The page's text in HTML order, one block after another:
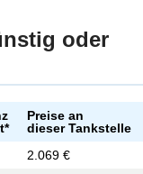
oder
Preise an
dieser Tankstelle
2.069 €